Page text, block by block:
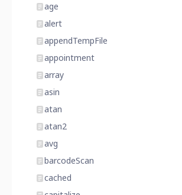
age
alert
appendTempFile
appointment
array
asin
atan
atan2
avg
barcodeScan
cached